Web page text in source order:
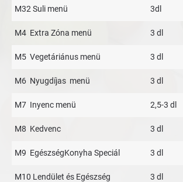
M32 Suli menü 3dl
M4 Extra Zóna menü 3 dl
M5 Vegetáriánus menü 3 dl
M6 Nyugdíjas menü 3 dl
M7 Inyenc menü 2,5-3 dl
M8 Kedvenc 3 dl
M9 EgészségKonyha Speciál 3 dl
M10 Lendület és Egészség 3 dl